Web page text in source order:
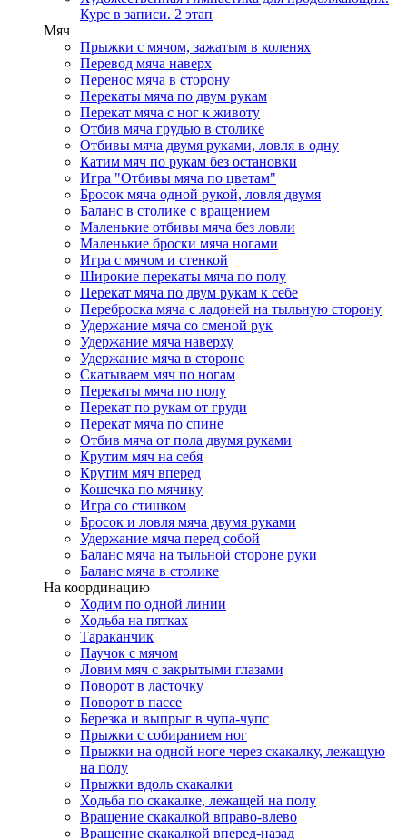
Курс в записи. 2 этап
Мяч
Прыжки с мячом, зажатым в коленях
Перевод мяча наверх
Перенос мяча в сторону
Перекаты мяча по двум рукам
Перекат мяча с ног к животу
Отбив мяча грудью в столике
Отбивы мяча двумя руками, ловля в одну
Катим мяч по рукам без остановки
Игра "Отбивы мяча по цветам"
Бросок мяча одной рукой, ловля двумя
Баланс в столике с вращением
Маленькие отбивы мяча без ловли
Маленькие броски мяча ногами
Игра с мячом и стенкой
Широкие перекаты мяча по полу
Перекат мяча по двум рукам к себе
Переброска мяча с ладоней на тыльную сторону
Удержание мяча со сменой рук
Удержание мяча наверху
Удержание мяча в стороне
Скатываем мяч по ногам
Перекаты мяча по полу
Перекат по рукам от груди
Перекат мяча по спине
Отбив мяча от пола двумя руками
Крутим мяч на себя
Крутим мяч вперед
Кошечка по мячику
Игра со стишком
Бросок и ловля мяча двумя руками
Удержание мяча перед собой
Баланс мяча на тыльной стороне руки
Баланс мяча в столике
На координацию
Ходим по одной линии
Ходьба на пятках
Тараканчик
Паучок с мячом
Ловим мяч с закрытыми глазами
Поворот в ласточку
Поворот в пассе
Березка и выпрыг в чупа-чупс
Прыжки с собиранием ног
Прыжки на одной ноге через скакалку, лежащую
на полу
Прыжки вдоль скакалки
Ходьба по скакалке, лежащей на полу
Вращение скакалкой вправо-влево
Вращение скакалкой вперед-назад